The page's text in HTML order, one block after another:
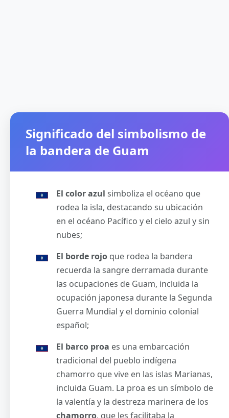
Significado del simbolismo de
la bandera de Guam
El color azul simboliza el océano que
rodea la isla, destacando su ubicación
en el océano Pacífico y el cielo azul y sin
nubes;
El borde rojo que rodea la bandera
recuerda la sangre derramada durante
las ocupaciones de Guam, incluida la
ocupación japonesa durante la Segunda
Guerra Mundial y el dominio colonial
español;
El barco proa es una embarcación
tradicional del pueblo indígena
chamorro que vive en las islas Marianas,
incluida Guam. La proa es un símbolo de
la valentía y la destreza marinera de los
chamorro, que les facilitaba la